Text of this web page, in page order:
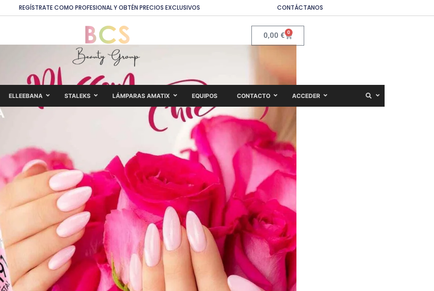
REGÍSTRATE COMO PROFESIONAL Y OBTÉN PRECIOS EXCLUSIVOS CONTÁCTANOS
0,00 € 0
ELLEEBANA STALEKS LÁMPARAS AMATIX EQUIPOS CONTACTO ACCEDER